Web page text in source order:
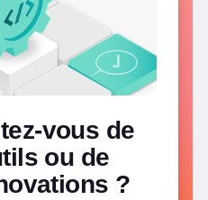
vous de
ou de
?